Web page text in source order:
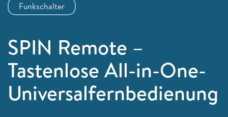
Funkschalter
SPIN Remote –
Tastenlose All-in-One-
Universalfernbedienung